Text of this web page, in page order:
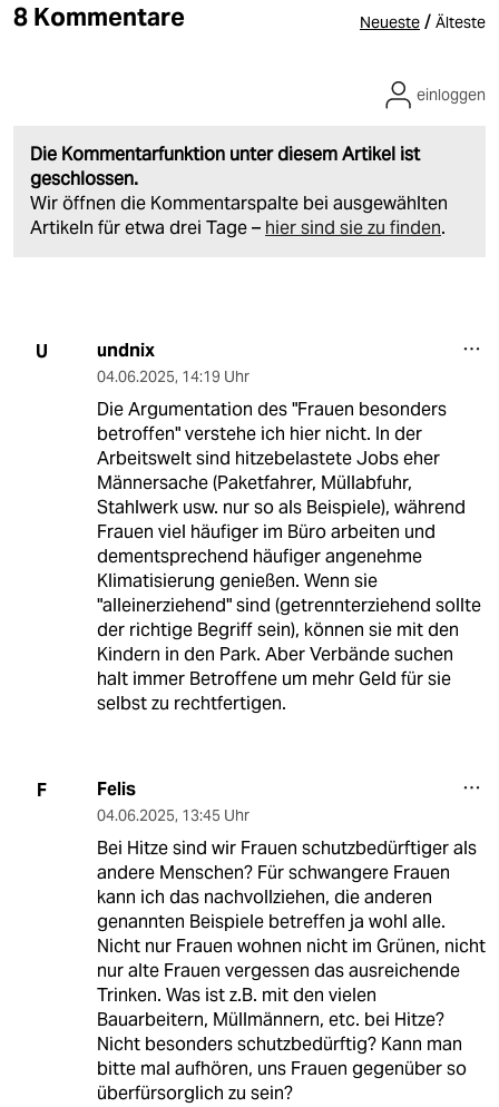
8 Kommentare Neueste / Älteste
Die Kommentarfunktion unter diesem Artikel ist
geschlossen.
Wir öffnen die Kommentarspalte bei ausgewählten
Artikeln für etwa drei Tage – hier sind sie zu finden.
einloggen
U undnix
04.06.2025, 14:19 Uhr
Die Argumentation des "Frauen besonders
betroffen" verstehe ich hier nicht. In der
Arbeitswelt sind hitzebelastete Jobs eher
Männersache (Paketfahrer, Müllabfuhr,
Stahlwerk usw. nur so als Beispiele), während
Frauen viel häufiger im Büro arbeiten und
dementsprechend häufiger angenehme
Klimatisierung genießen. Wenn sie
"alleinerziehend" sind (getrennterziehend sollte
der richtige Begriff sein), können sie mit den
Kindern in den Park. Aber Verbände suchen
halt immer Betroffene um mehr Geld für sie
selbst zu rechtfertigen.
F Felis
04.06.2025, 13:45 Uhr
Bei Hitze sind wir Frauen schutzbedürftiger als
andere Menschen? Für schwangere Frauen
kann ich das nachvollziehen, die anderen
genannten Beispiele betreffen ja wohl alle.
Nicht nur Frauen wohnen nicht im Grünen, nicht
nur alte Frauen vergessen das ausreichende
Trinken. Was ist z.B. mit den vielen
Bauarbeitern, Müllmännern, etc. bei Hitze?
Nicht besonders schutzbedürftig? Kann man
bitte mal aufhören, uns Frauen gegenüber so
überfürsorglich zu sein?